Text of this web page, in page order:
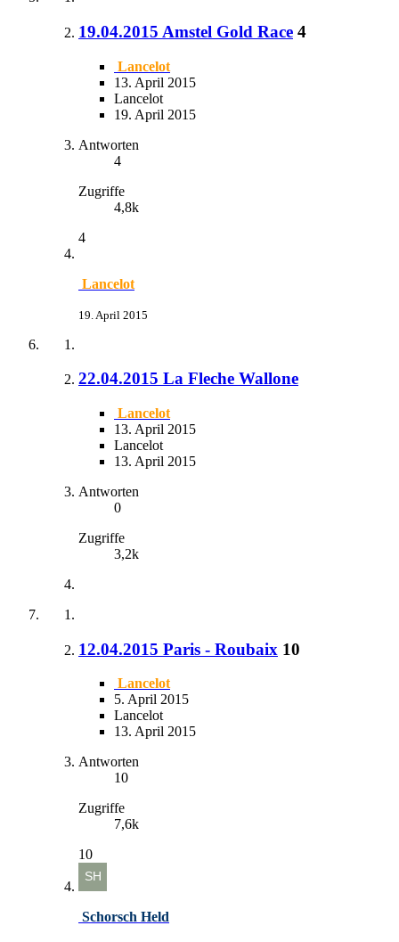
19.04.2015 Amstel Gold Race 4
Lancelot
13. April 2015
Lancelot
19. April 2015
Antworten
4
Zugriffe
4,8k
4
Lancelot
19. April 2015
22.04.2015 La Fleche Wallone
Lancelot
13. April 2015
Lancelot
13. April 2015
Antworten
0
Zugriffe
3,2k
12.04.2015 Paris - Roubaix 10
Lancelot
5. April 2015
Lancelot
13. April 2015
Antworten
10
Zugriffe
7,6k
10
Schorsch Held